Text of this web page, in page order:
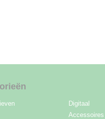
Digitaal
Accessoires